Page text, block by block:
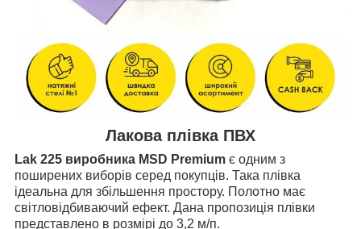
Лакова плівка ПВХ
Lak 225 виробника MSD Premium є одним з
поширених виборів серед покупців. Така плівка
ідеальна для збільшення простору. Полотно має
світловідбиваючий ефект. Дана пропозиція плівки
представлено в розмірі до 3,2 м/п.